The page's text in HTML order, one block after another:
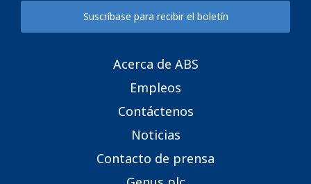
Suscríbase para recibir el boletín
Acerca de ABS
Empleos
Contáctenos
Noticias
Contacto de prensa